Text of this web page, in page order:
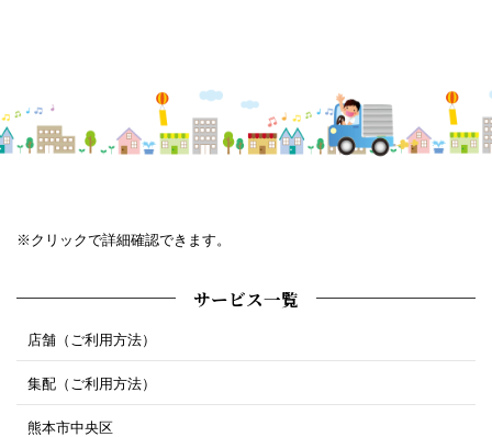
※クリックで詳細確認できます。
サービス一覧
店舗（ご利用方法）
集配（ご利用方法）
熊本市中央区